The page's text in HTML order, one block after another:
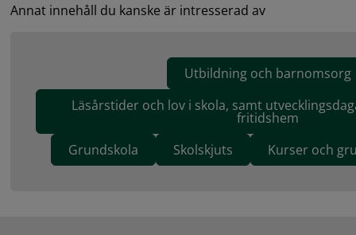
Annat innehåll du kanske är intresserad av
Utbildning och barnomsorg
Läsårstider och lov i skola, samt
fritidshem
Grundskola
Skolskjuts Kurser och